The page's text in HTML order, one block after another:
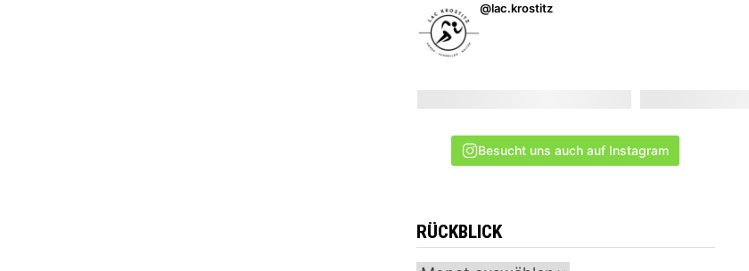
@lac.krostitz
Besucht uns auch auf Instagram
RÜCKBLICK